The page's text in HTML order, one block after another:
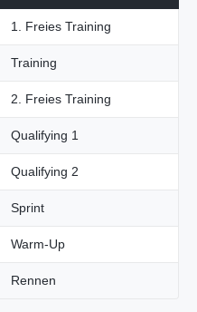
1. Freies Training
Training
2. Freies Training
Qualifying 1
Qualifying 2
Sprint
Warm-Up
Rennen